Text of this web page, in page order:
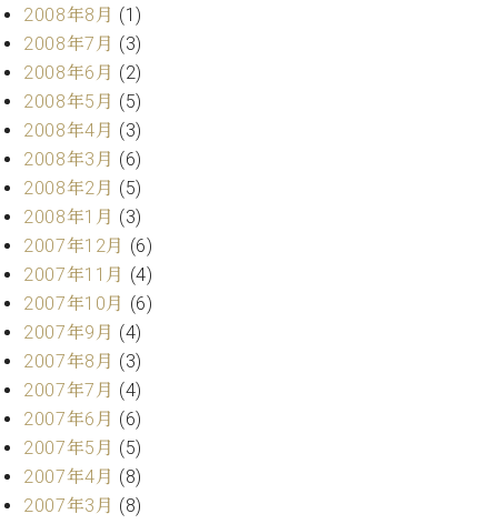
2008年8月 (1)
2008年7月 (3)
2008年6月 (2)
2008年5月 (5)
2008年4月 (3)
2008年3月 (6)
2008年2月 (5)
2008年1月 (3)
2007年12月 (6)
2007年11月 (4)
2007年10月 (6)
2007年9月 (4)
2007年8月 (3)
2007年7月 (4)
2007年6月 (6)
2007年5月 (5)
2007年4月 (8)
2007年3月 (8)